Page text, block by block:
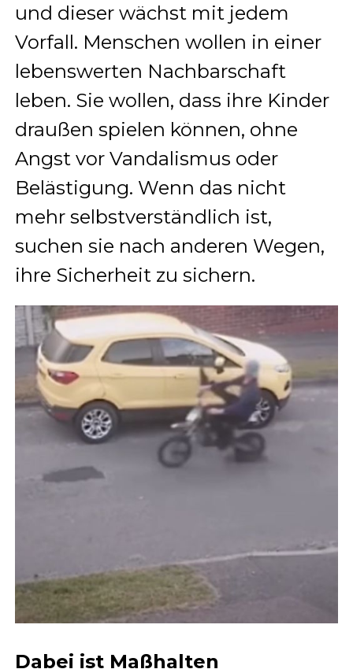
und dieser wächst mit jedem
Vorfall. Menschen wollen in einer
lebenswerten Nachbarschaft
leben. Sie wollen, dass ihre Kinder
draußen spielen können, ohne
Angst vor Vandalismus oder
Belästigung. Wenn das nicht
mehr selbstverständlich ist,
suchen sie nach anderen Wegen,
ihre Sicherheit zu sichern.
Dabei ist Maßhalten